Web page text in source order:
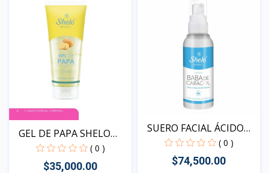
GEL DE PAPA SHELO
NABEL
( 0 )
$35,000.00
SUERO FACIAL ÁCIDO
HIAL...
( 0 )
$74,500.00